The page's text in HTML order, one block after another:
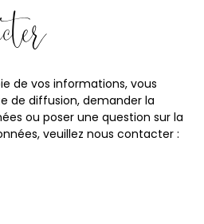
de vos informations, vous
de diffusion, demander la
ou poser une question sur la
veuillez nous contacter :